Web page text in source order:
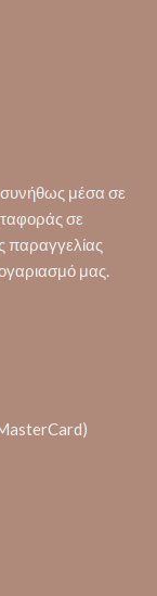
συνήθως μέσα σε
σε
παραγγελίας
μας.